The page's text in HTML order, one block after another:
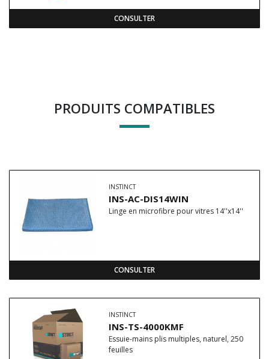
CONSULTER
PRODUITS COMPATIBLES
INSTINCT
INS-AC-DIS14WIN
Linge en microfibre pour vitres 14''x14''
CONSULTER
INSTINCT
INS-TS-4000KMF
Essuie-mains plis multiples, naturel, 250
feuilles